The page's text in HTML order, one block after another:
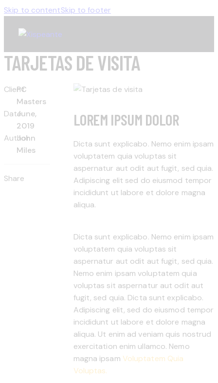
Skip to contentSkip to footer
TARJETAS DE VISITA
Client
PC
Masters
DateJune,
2019
Author
John
Miles
Share
LOREM IPSUM DOLOR
Dicta sunt explicabo. Nemo enim ipsam
voluptatem quia voluptas sit
aspernatur aut odit aut fugit, sed quia.
Adipiscing elit sed do eiusmod tempor
incididunt ut labore et dolore magna
aliqua.
Dicta sunt explicabo. Nemo enim ipsam
voluptatem quia voluptas sit
aspernatur aut odit aut fugit, sed quia.
Nemo enim ipsam voluptatem quia
voluptas sit aspernatur aut odit aut
fugit, sed quia. Dicta sunt explicabo.
Adipiscing elit, sed do eiusmod tempor
incididunt ut labore et dolore magna
aliqua. Ut enim ad veniam quis nostrud
exercitation enim ullamco. Nemo
magna ipsam Voluptatem Quia
Voluptas.